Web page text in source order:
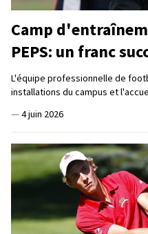
Camp
PEPS: un franc
L'équipe professionnelle de
installations du campus et
— 4 juin 2026